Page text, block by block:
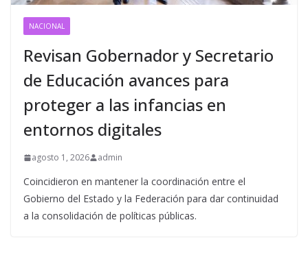
NACIONAL
Revisan Gobernador y Secretario
de Educación avances para
proteger a las infancias en
entornos digitales
agosto 1, 2026 admin
Coincidieron en mantener la coordinación entre el
Gobierno del Estado y la Federación para dar continuidad
a la consolidación de políticas públicas.